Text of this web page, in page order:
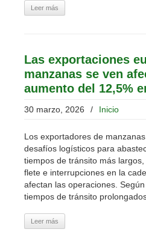
Leer más
Las exportaciones
manzanas se ven
aumento del 12,5%
30 marzo, 2026 / Inicio
Los exportadores de
desafíos logísticos para
tiempos de tránsito más
flete e interrupciones en la
afectan las operaciones.
tiempos de tránsito prolongados
Leer más